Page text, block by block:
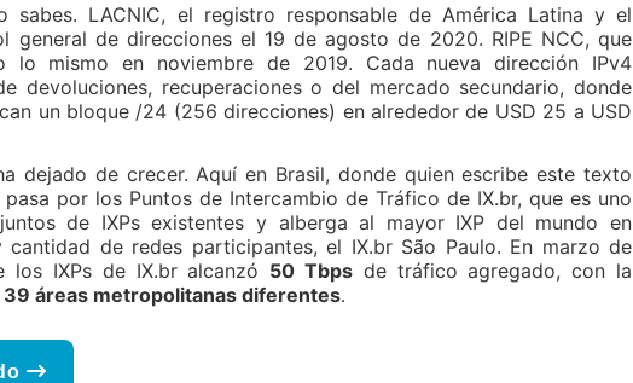
sabes. LACNIC, el registro responsable de América Latina y el
general de direcciones el 19 de agosto de 2020. RIPE NCC, que
lo mismo en noviembre de 2019. Cada nueva dirección IPv4
devoluciones, recuperaciones o del mercado secundario, donde
un bloque /24 (256 direcciones) en alrededor de USD 25 a USD
dejado de crecer. Aquí en Brasil, donde quien escribe este texto
por los Puntos de Intercambio de Tráfico de IX.br, que es uno
de IXPs existentes y alberga al mayor IXP del mundo en
de redes participantes, el IX.br São Paulo. En marzo de
los IXPs de IX.br alcanzó 50 Tbps de tráfico agregado, con la
39 áreas metropolitanas diferentes.